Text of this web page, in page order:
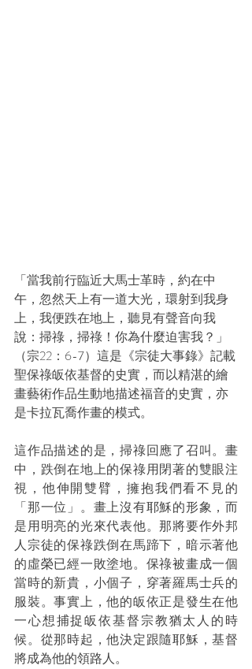
「當我前行臨近大馬士革時，約在中
午，忽然天上有一道大光，環射到我身
上，我便跌在地上，聽見有聲音向我
說：掃祿，掃祿！你為什麼迫害我？」
（宗22：6-7）這是《宗徒大事錄》記載
聖保祿皈依基督的史實，而以精湛的繪
畫藝術作品生動地描述福音的史實，亦
是卡拉瓦喬作畫的模式。
這作品描述的是，掃祿回應了召叫。畫
中，跌倒在地上的保祿用閉著的雙眼注
視，他伸開雙臂，擁抱我們看不見的
「那一位」。畫上沒有耶穌的形象，而
是用明亮的光來代表他。那將要作外邦
人宗徒的保祿跌倒在馬蹄下，暗示著他
的虛榮已經一敗塗地。保祿被畫成一個
當時的新貴，小個子，穿著羅馬士兵的
服裝。事實上，他的皈依正是發生在他
一心想捕捉皈依基督宗教猶太人的時
候。從那時起，他決定跟隨耶穌，基督
將成為他的領路人。